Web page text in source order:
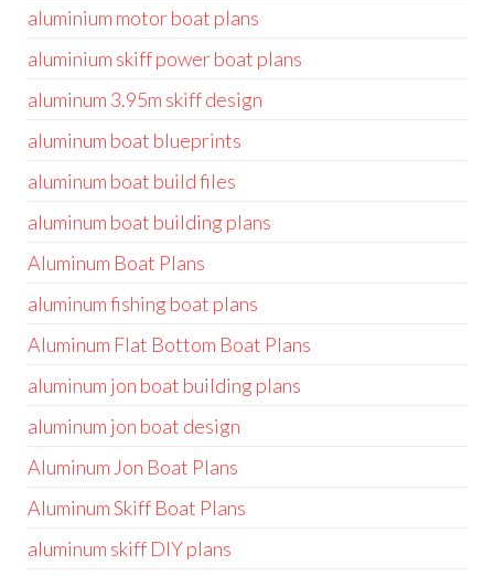
aluminium motor boat plans
aluminium skiff power boat plans
aluminum 3.95m skiff design
aluminum boat blueprints
aluminum boat build files
aluminum boat building plans
Aluminum Boat Plans
aluminum fishing boat plans
Aluminum Flat Bottom Boat Plans
aluminum jon boat building plans
aluminum jon boat design
Aluminum Jon Boat Plans
Aluminum Skiff Boat Plans
aluminum skiff DIY plans